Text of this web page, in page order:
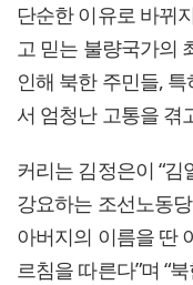
단순한 이유로 바뀌
고 믿는 불량국가의
인해 북한 주민들,
서 엄청난 고통을 겪
커리는 김정은이 “
강요하는 조선노동
아버지의 이름을 딴
르침을 따른다”며 “